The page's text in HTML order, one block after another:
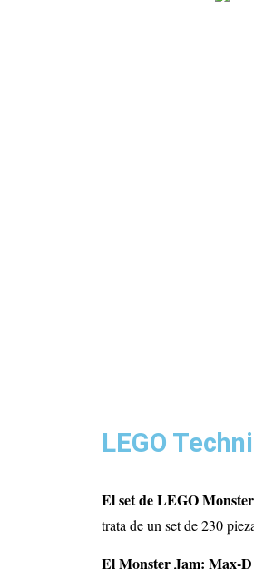
LEGO
El set de LEGO
trata de un set de 230
El Monster Jam: Max-D